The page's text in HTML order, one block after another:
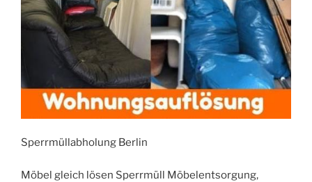
Sperrmüllabholung Berlin
Möbel gleich lösen Sperrmüll Möbelentsorgung,